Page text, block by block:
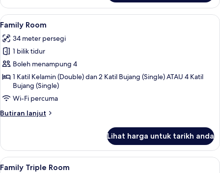
Suite
Lihat
semua
foto
untuk
Family
Room
Peralatan tempat tidur
6
Family Room
34 meter persegi
1 bilik tidur
Boleh menampung 4
1 Katil Kelamin (Double) dan 2 Katil Bujang (Single) ATAU 4 Katil
Bujang (Single)
Wi-Fi percuma
Butiran lanjut
Butiran
Room
Lihat harga untuk tarikh anda
Lihat
Peralatan tempat tidur
7
Family Triple Room